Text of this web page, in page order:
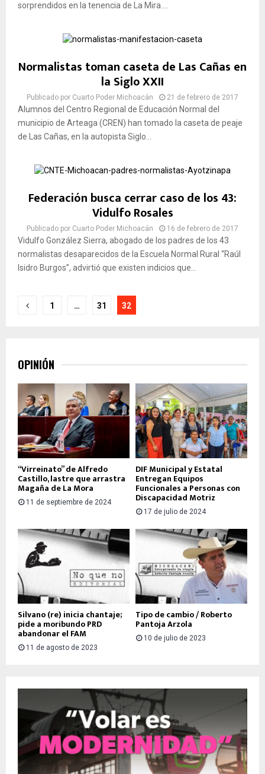
sorprendidos en la tenencia de La Mira....
Normalistas toman caseta de Las Cañas en
la Siglo XXII
Publicado por Cuarto Poder Michoacán 21 de febrero de 2017
Alumnos del Centro Regional de Educación Normal del
municipio de Arteaga (CREN) han tomado la caseta de peaje
de Las Cañas, en la autopista Siglo...
Federación busca cerrar caso de los 43:
Vidulfo Rosales
Publicado por Cuarto Poder Michoacán 16 de febrero de 2017
Vidulfo González Sierra, abogado de los padres de los 43
normalistas desaparecidos de la Escuela Normal Rural “Raúl
Isidro Burgos”, advirtió que existen indicios que...
Paginación
1 … 31 32
OPINIÓN
“Virreinato” de Alfredo
Castillo, lastre que arrastra
Magaña de La Mora
11 de septiembre de 2024
DIF Municipal y Estatal
Entregan Equipos
Funcionales a Personas con
Discapacidad Motriz
17 de julio de 2024
Silvano (re) inicia chantaje;
pide a moribundo PRD
abandonar el FAM
11 de agosto de 2023
Tipo de cambio / Roberto
Pantoja Arzola
10 de julio de 2023